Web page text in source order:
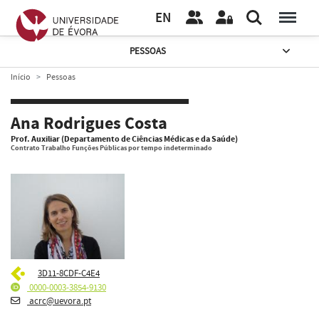
EN
PESSOAS
Início Pessoas
Ana Rodrigues Costa
Prof. Auxiliar (Departamento de Ciências Médicas e da Saúde)
Contrato Trabalho Funções Públicas por tempo indeterminado
3D11-8CDF-C4E4
0000-0003-3854-9130
acrc@uevora.pt